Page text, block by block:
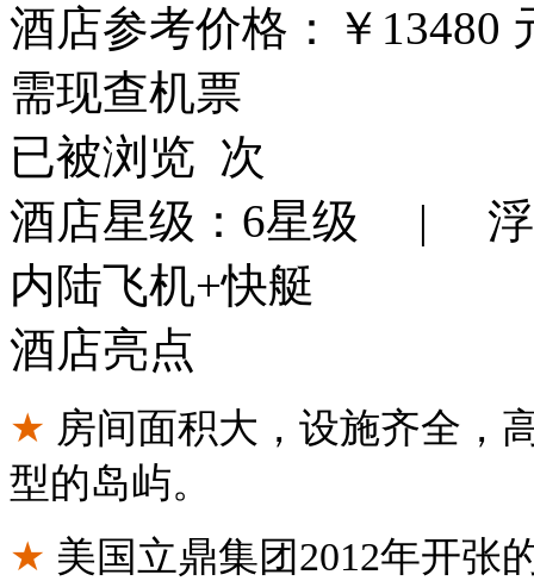
酒店参考价格：
￥13480
需现查机票
已被浏览 次
酒店星级：6星级 |
内陆飞机+快艇
酒店亮点
★ 房间面积大，设施齐全，
型的岛屿。
★ 美国立鼎集团2012年开张